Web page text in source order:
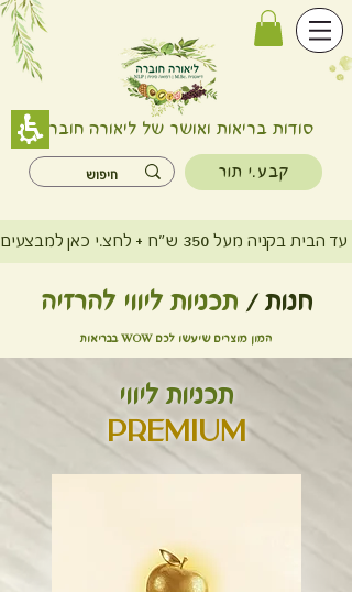
סודות בריאות ואושר של ליאורה חוברה
קבע.י תור
ש"ח + לחצ.י כאן למבצעים
חנות /תכניות ליווי להרזיה
המון מוצרים שיעשו לכם WOW בבריאות
תכניות ליווי
Premium